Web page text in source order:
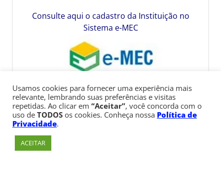
Consulte aqui o cadastro da Instituição no
Sistema e-MEC
Usamos cookies para fornecer uma experiência mais
relevante, lembrando suas preferências e visitas
repetidas. Ao clicar em “Aceitar”, você concorda com o
uso de TODOS os cookies. Conheça nossa Política de
Privacidade.
ACEITAR